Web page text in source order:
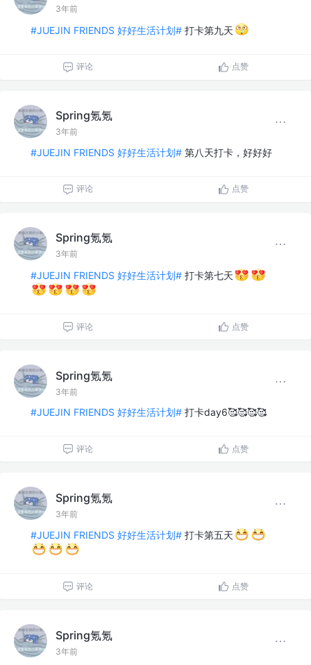
3年前
#JUEJIN FRIENDS 好好生活计划# 打卡第九天
评论 点赞
Spring氪氪
3年前
#JUEJIN FRIENDS 好好生活计划# 第八天打卡，好好好
评论 点赞
Spring氪氪
3年前
#JUEJIN FRIENDS 好好生活计划# 打卡第七天
评论 点赞
Spring氪氪
3年前
#JUEJIN FRIENDS 好好生活计划# 打卡day6🥰🥰🥰🥰
评论 点赞
Spring氪氪
3年前
#JUEJIN FRIENDS 好好生活计划# 打卡第五天
评论 点赞
Spring氪氪
3年前